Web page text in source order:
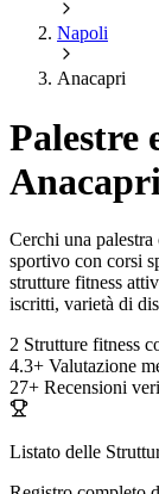
Napoli
Anacapri
Palestre
Cerchi una
sportivo con corsi
strutture fitness
iscritti, varietà di
2 Strutture fitness
4.3+ Valutazione
27+ Recensioni
Listato delle